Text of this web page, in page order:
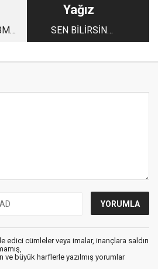
Yağız
SEN BİLİRSİN
TURNAM
edici cümleler veya imalar, inançlara saldırı
ve büyük harflerle yazılmış yorumlar